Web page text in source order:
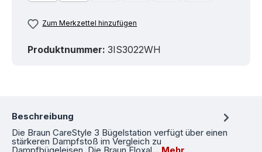
Zum Merkzettel hinzufügen
Produktnummer: 3IS3022WH
Beschreibung
Die Braun CareStyle 3 Bügelstation verfügt über einen
stärkeren Dampfstoß im Vergleich zu
Dampfbügeleisen, Die Braun Eloxal… Mehr